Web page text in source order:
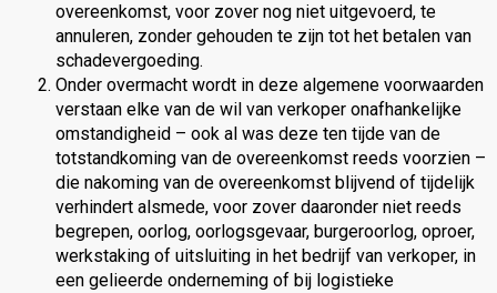
overeenkomst, voor zover nog niet uitgevoerd, te
annuleren, zonder gehouden te zijn tot het betalen van
schadevergoeding.
Onder overmacht wordt in deze algemene voorwaarden
verstaan elke van de wil van verkoper onafhankelijke
omstandigheid – ook al was deze ten tijde van de
totstandkoming van de overeenkomst reeds voorzien –
die nakoming van de overeenkomst blijvend of tijdelijk
verhindert alsmede, voor zover daaronder niet reeds
begrepen, oorlog, oorlogsgevaar, burgeroorlog, oproer,
werkstaking of uitsluiting in het bedrijf van verkoper, in
een gelieerde onderneming of bij logistieke